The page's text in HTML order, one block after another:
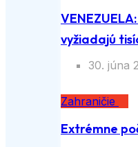
vyžiadajú
30. júna
Zahraničie
Extrémne